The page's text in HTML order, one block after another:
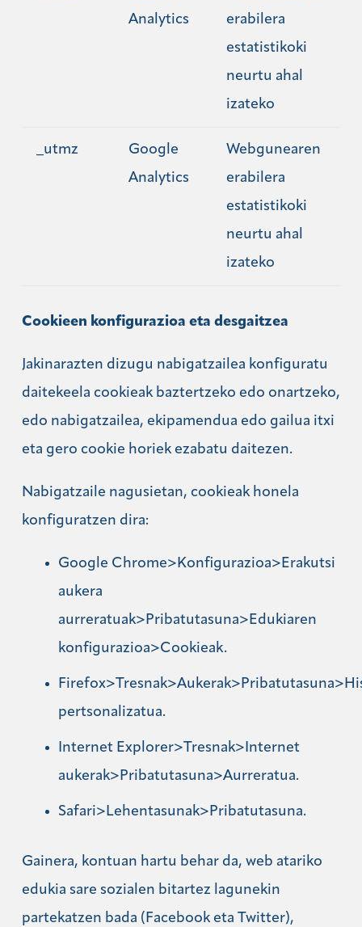
Analytics
erabilera
estatistikoki
neurtu ahal
izateko
_utmz
Google
Analytics
Webgunearen
erabilera
estatistikoki
neurtu ahal
izateko
Cookieen konfigurazioa eta desgaitzea
Jakinarazten dizugu nabigatzailea konfiguratu
daitekeela cookieak baztertzeko edo onartzeko,
edo nabigatzailea, ekipamendua edo gailua itxi
eta gero cookie horiek ezabatu daitezen.
Nabigatzaile nagusietan, cookieak honela
konfiguratzen dira:
Google Chrome>Konfigurazioa>Erakutsi
aukera
aurreratuak>Pribatutasuna>Edukiaren
konfigurazioa>Cookieak.
pertsonalizatua.
Internet Explorer>Tresnak>Internet
aukerak>Pribatutasuna>Aurreratua.
Safari>Lehentasunak>Pribatutasuna.
Gainera, kontuan hartu behar da, web atariko
edukia sare sozialen bitartez lagunekin
partekatzen bada (Facebook eta Twitter),